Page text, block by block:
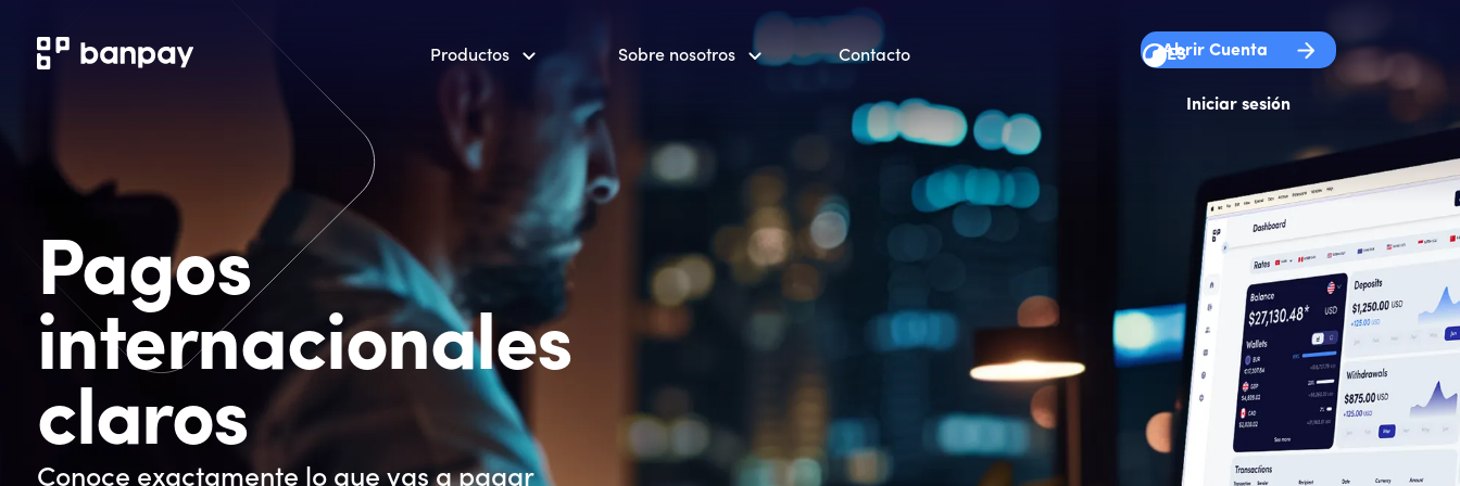
Productos Sobre nosotros Contacto ES
Abrir Cuenta
Iniciar sesión
Pagos
internacionales
claros
Conoce exactamente lo que vas a pagar